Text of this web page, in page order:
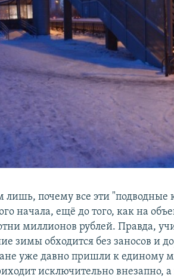
лишь, почему все эти
начала, ещё до того, как на
миллионов рублей. Правда,
зимы обходится без заносов и
уже давно пришли к единому
исключительно внезапно,